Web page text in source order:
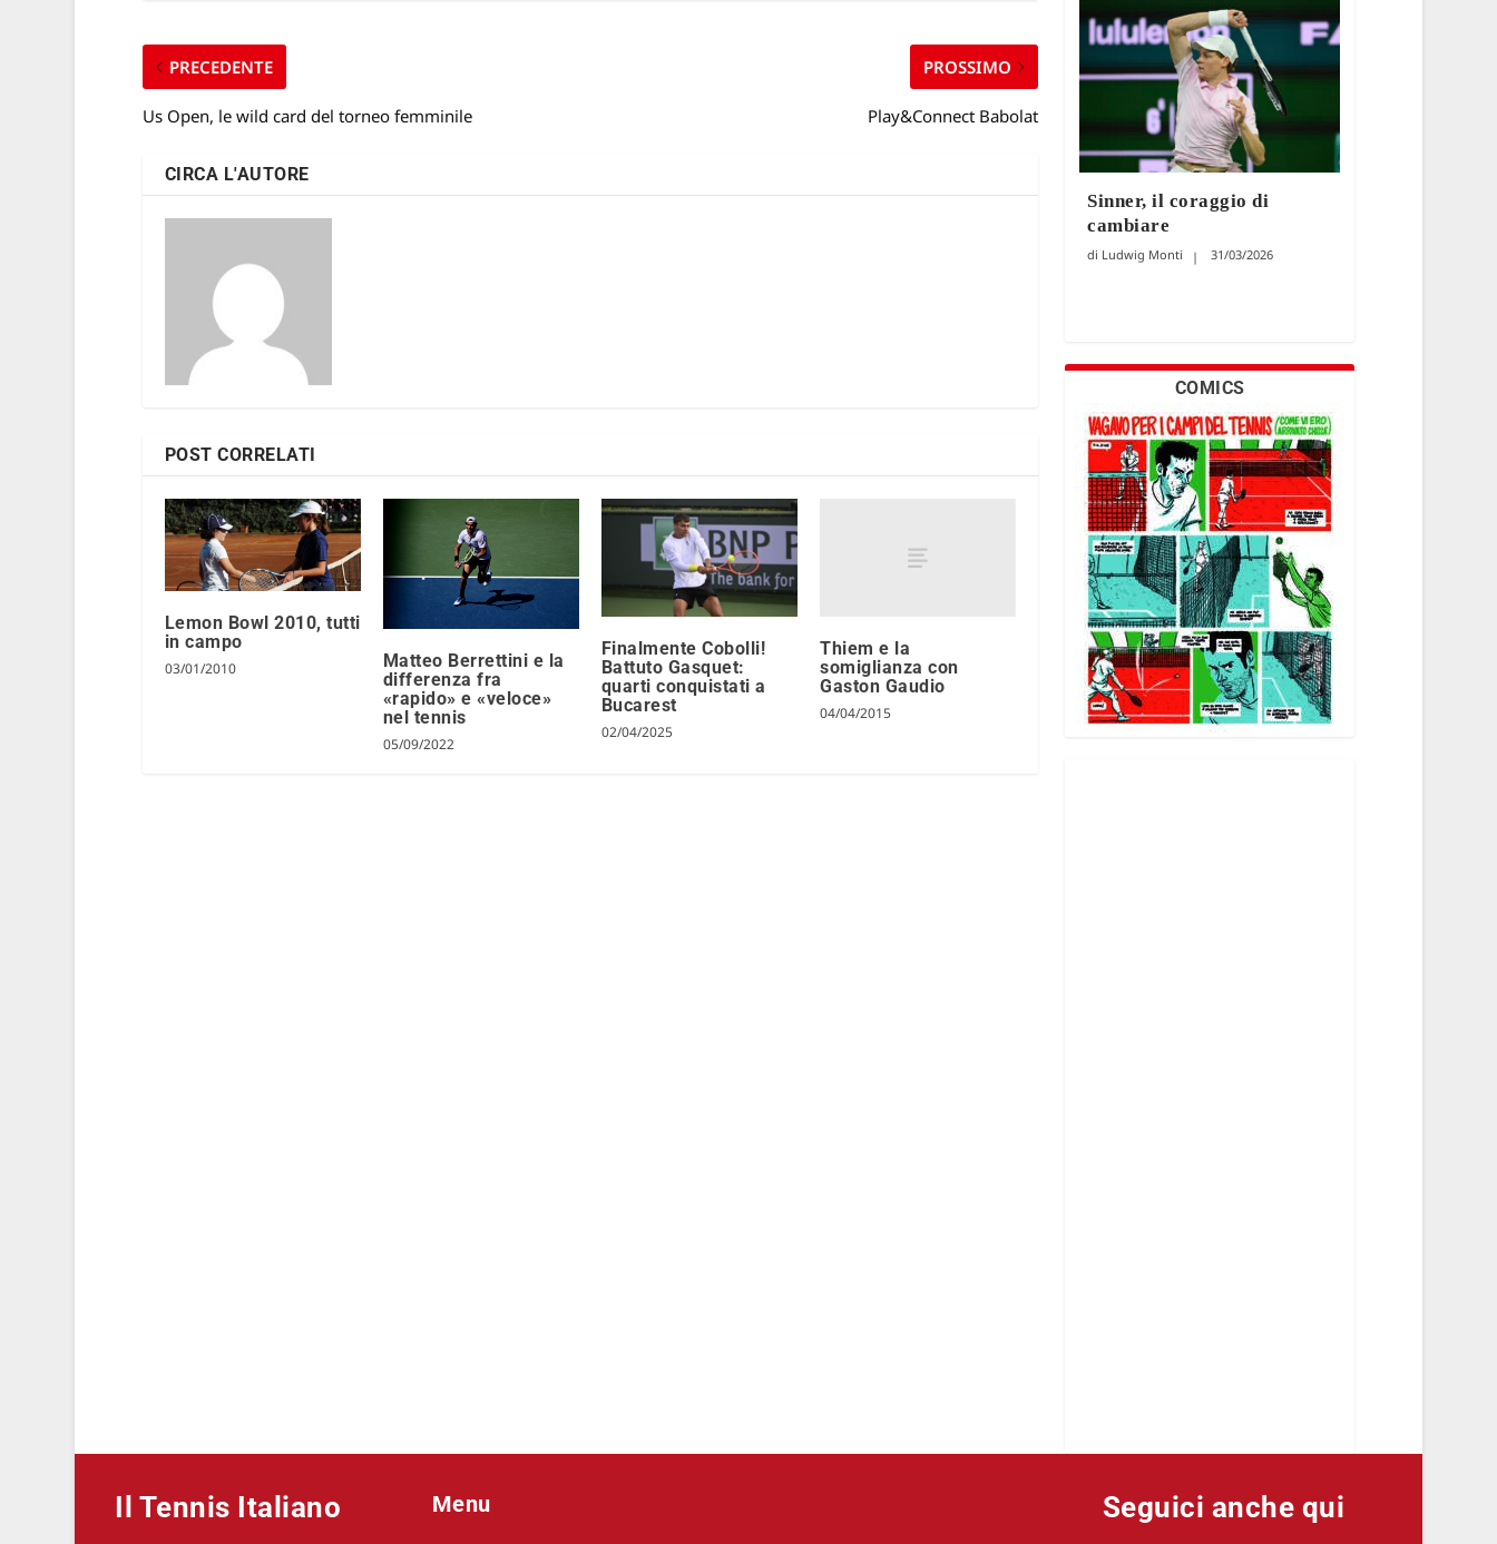
PRECEDENTE
Us Open, le wild card del torneo femminile
PROSSIMO
Play&Connect Babolat
CIRCA L'AUTORE
POST CORRELATI
Lemon Bowl 2010, tutti
in campo
03/01/2010
Matteo Berrettini e la
differenza fra
«rapido» e «veloce»
nel tennis
05/09/2022
Finalmente Cobolli!
Battuto Gasquet:
quarti conquistati a
Bucarest
02/04/2025
Thiem e la
somiglianza con
Gaston Gaudio
04/04/2015
Sinner, il coraggio di
cambiare
Ludwig Monti 31/03/2026
COMICS
Il Tennis Italiano Menu Seguici anche qui